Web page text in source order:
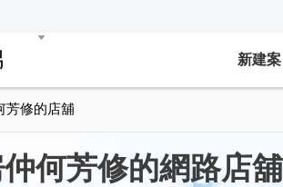
新建案
芳修的店舖
何芳修的網路店舖